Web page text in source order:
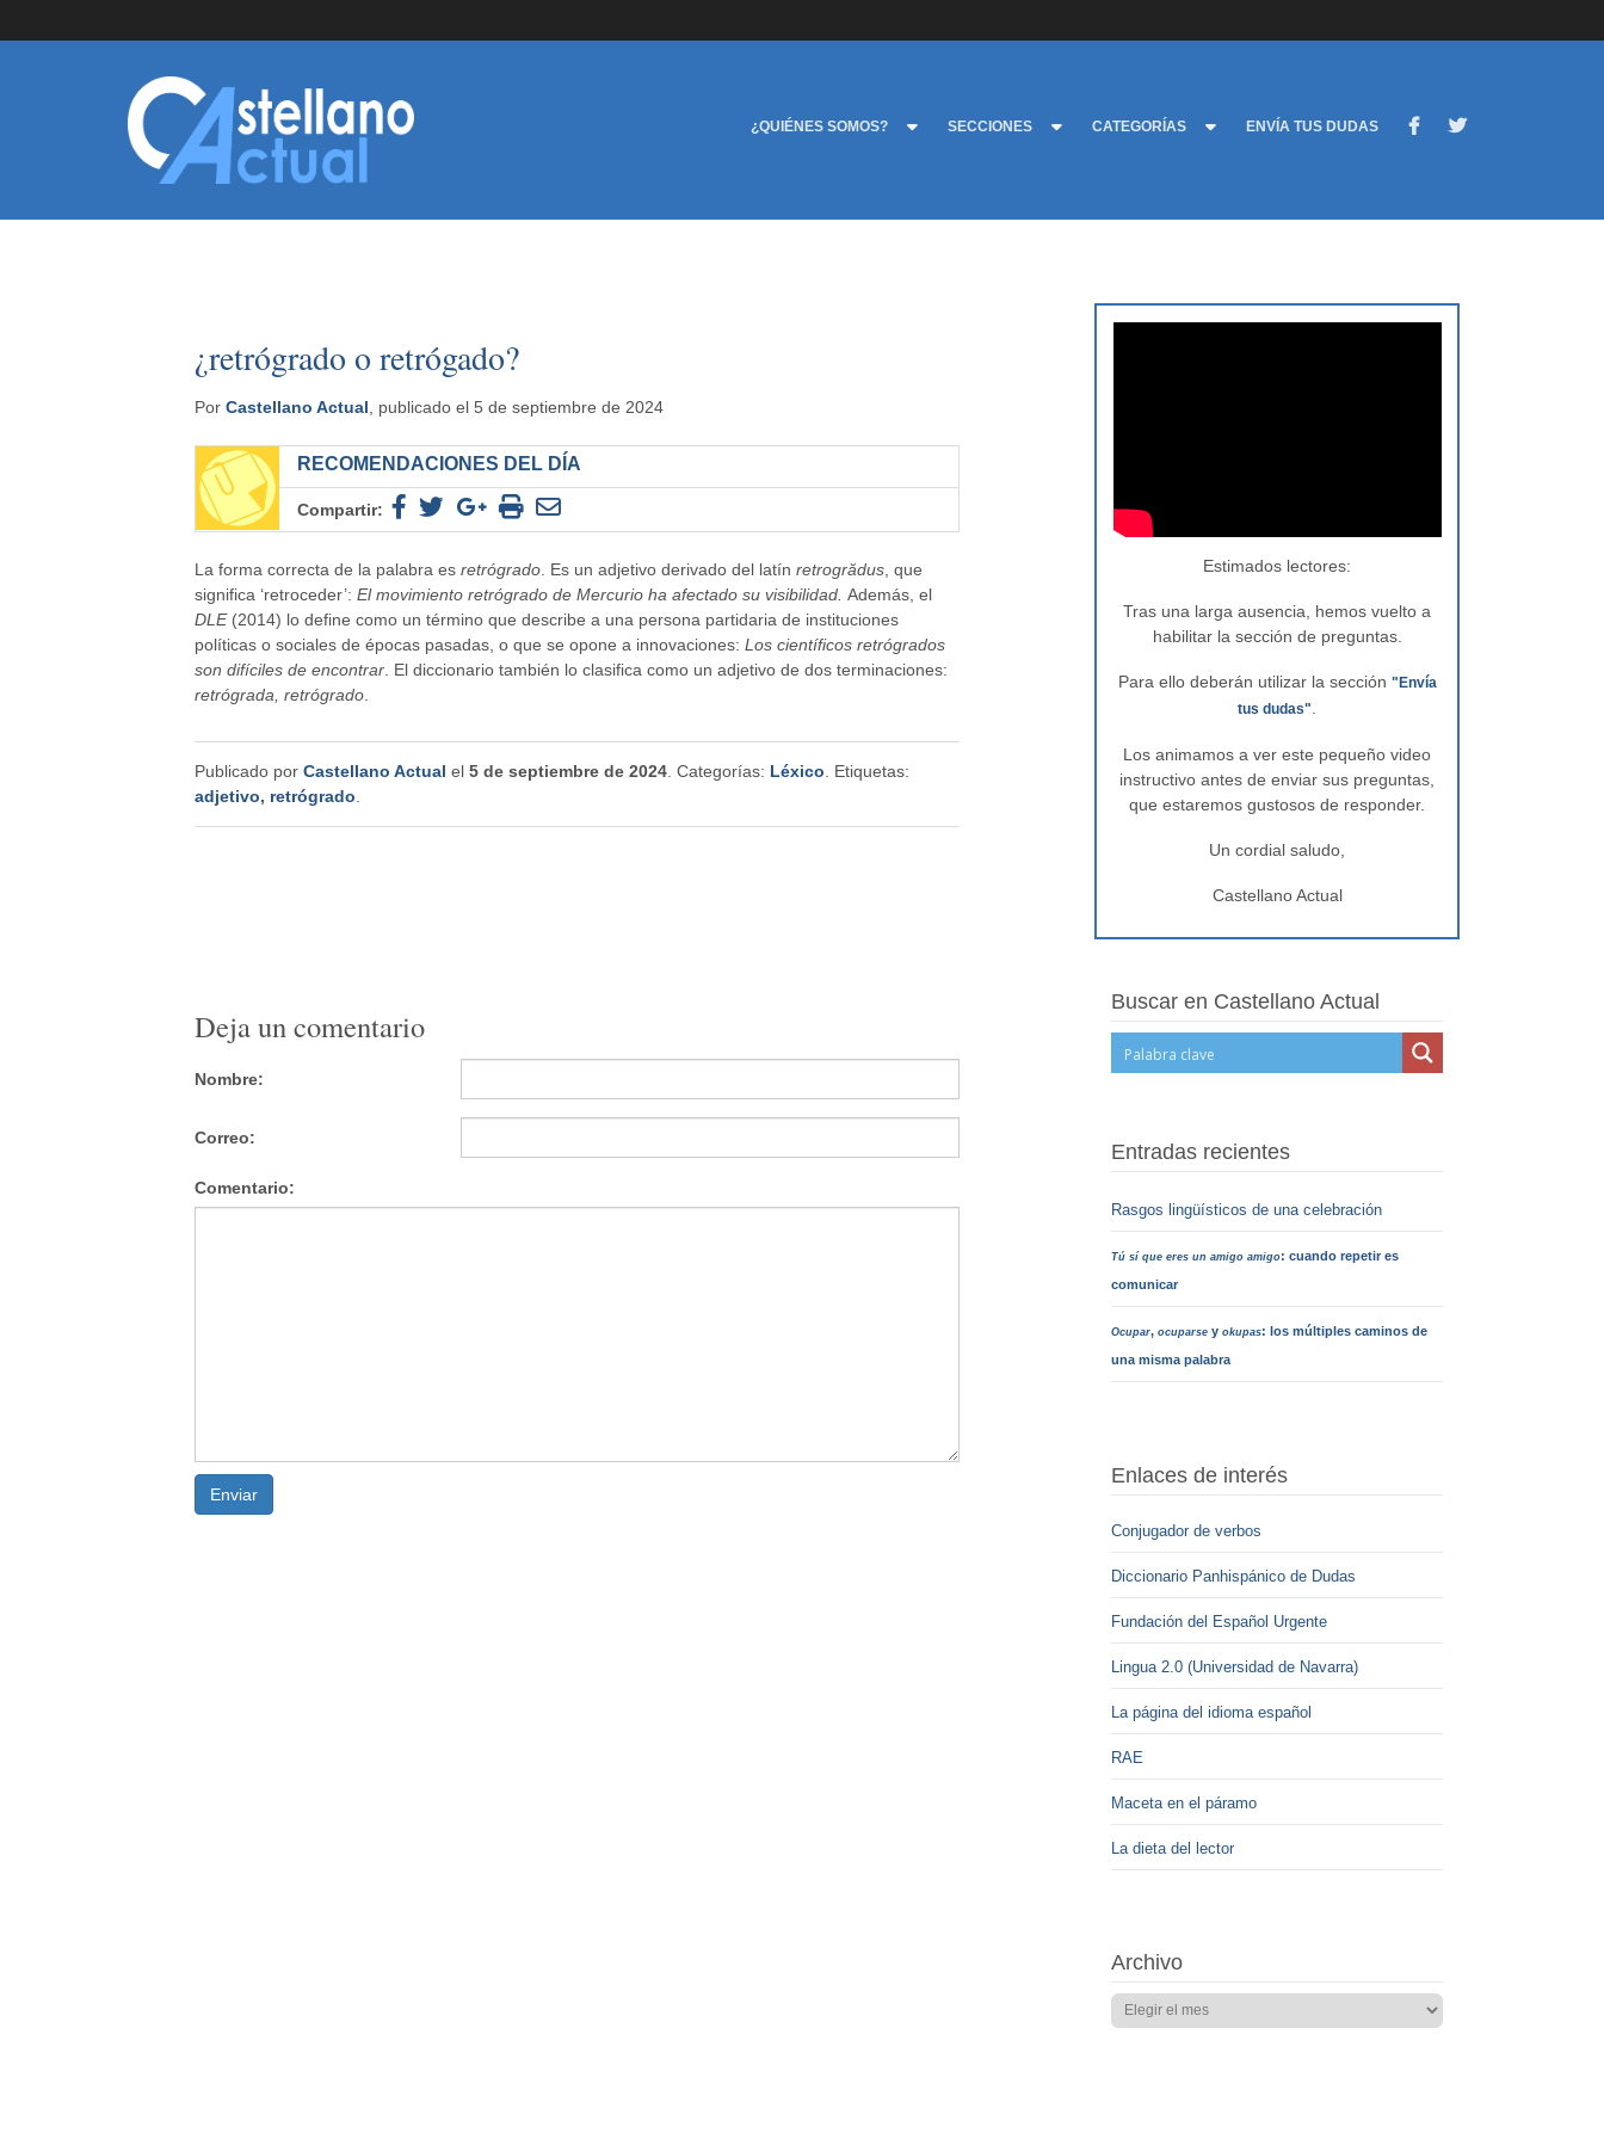
¿QUIÉNES SOMOS? SECCIONES CATEGORÍAS ENVÍA TUS DUDAS
¿retrógrado o retrógado?
Por Castellano Actual , publicado el 5 de septiembre de 2024
RECOMENDACIONES DEL DÍA
Compartir:
La forma correcta de la palabra es retrógrado. Es un adjetivo derivado del latín retrogrădus, que
significa ‘retroceder’: El movimiento retrógrado de Mercurio ha afectado su visibilidad. Además, el
DLE(2014) lo define como un término que describe a una persona partidaria de instituciones
políticas o sociales de épocas pasadas, o que se opone a innovaciones: Los científicos retrógrados
son difíciles de encontrar. El diccionario también lo clasifica como un adjetivo de dos terminaciones:
retrógrada, retrógrado.
Publicado por Castellano Actual el 5 de septiembre de 2024. Categorías: Léxico . Etiquetas:
adjetivo, retrógrado
Deja un comentario
Nombre:
Correo:
Comentario:
Enviar
Estimados lectores:
Tras una larga ausencia, hemos vuelto a
habilitar la sección de preguntas.
Para ello deberán utilizar la sección "Envía
tus dudas"
Los animamos a ver este pequeño video
instructivo antes de enviar sus preguntas,
que estaremos gustosos de responder.
Un cordial saludo,
Castellano Actual
Buscar en Castellano Actual
Entradas recientes
Rasgos lingüísticos de una celebración
Tú sí que eres un amigo amigo: cuando repetir es
comunicar
Ocupar, ocuparsey okupas: los múltiples caminos de
una misma palabra
Enlaces de interés
Conjugador de verbos
Diccionario Panhispánico de Dudas
Fundación del Español Urgente
Lingua 2.0 (Universidad de Navarra)
La página del idioma español
RAE
Maceta en el páramo
La dieta del lector
Archivo